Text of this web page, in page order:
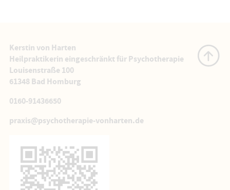
Kerstin von Harten
Heilpraktikerin eingeschränkt für Psychotherapie
Louisenstraße 100
61348 Bad Homburg
0160-91436650
praxis@psychotherapie-vonharten.de